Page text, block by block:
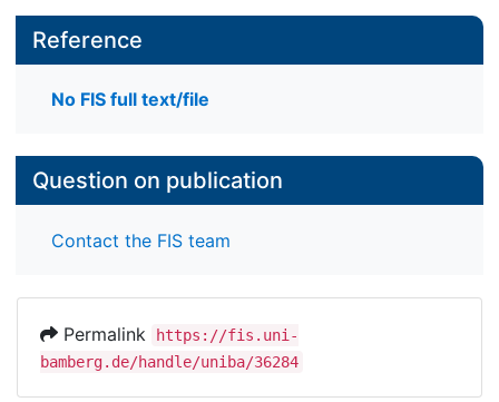
Reference
No FIS full text/file
Question on publication
Contact the FIS team
Permalink
https://fis.uni-
bamberg.de/handle/uniba/36284